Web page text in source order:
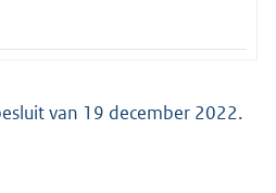
van 19 december 2022.